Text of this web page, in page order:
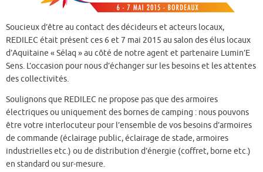
Soucieux d’être au contact des décideurs et acteurs locaux,
REDILEC était présent ces 6 et 7 mai 2015 au salon des élus locaux
d’Aquitaine « Sélaq » au côté de notre agent et partenaire Lumin’E
Sens. L’occasion pour nous d’échanger sur les besoins et les attentes
des collectivités.
Soulignons que REDILEC ne propose pas que des armoires
électriques ou uniquement des bornes de camping : nous pouvons
être votre interlocuteur pour l’ensemble de vos besoins d’armoires
de commande (éclairage public, éclairage de stade, armoires
industrielles etc.) ou de distribution d’énergie (coffret, borne etc.)
en standard ou sur-mesure.